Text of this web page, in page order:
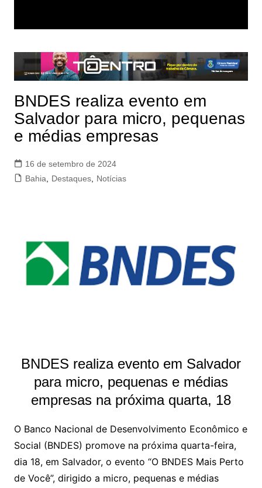
BNDES realiza evento em
Salvador para micro, pequenas
e médias empresas
16 de setembro de 2024
Bahia, Destaques, Notícias
BNDES realiza evento em Salvador
para micro, pequenas e médias
empresas na próxima quarta, 18
O Banco Nacional de Desenvolvimento Econômico e
Social (BNDES) promove na próxima quarta-feira,
dia 18, em Salvador, o evento “O BNDES Mais Perto
de Você”, dirigido a micro, pequenas e médias